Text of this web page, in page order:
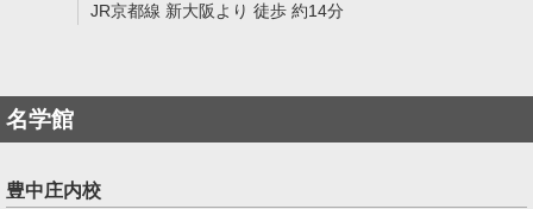
JR京都線 新大阪より 徒歩 約14分
名学館
豊中庄内校